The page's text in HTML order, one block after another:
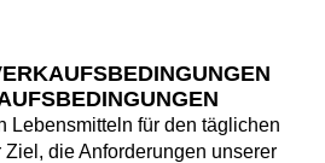
Lebensmitteln für den täglichen
Ziel, die Anforderungen unserer